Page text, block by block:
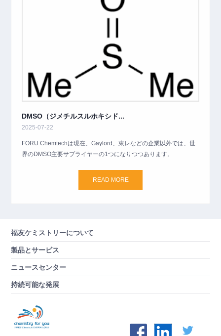
DMSO（ジメチルスルホキシド...
2025-07-22
FORU Chemtechは現在、Gaylord、東レなどの企業以外では、世
界のDMSO主要サプライヤーの1つになりつつあります。
READ MORE
福友ケミストリーについて
製品とサービス
ニュースセンター
持続可能な発展